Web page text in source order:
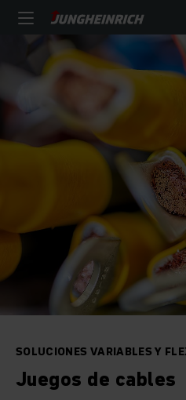
SOLUCIONES VARIABLES Y
Juegos de cables